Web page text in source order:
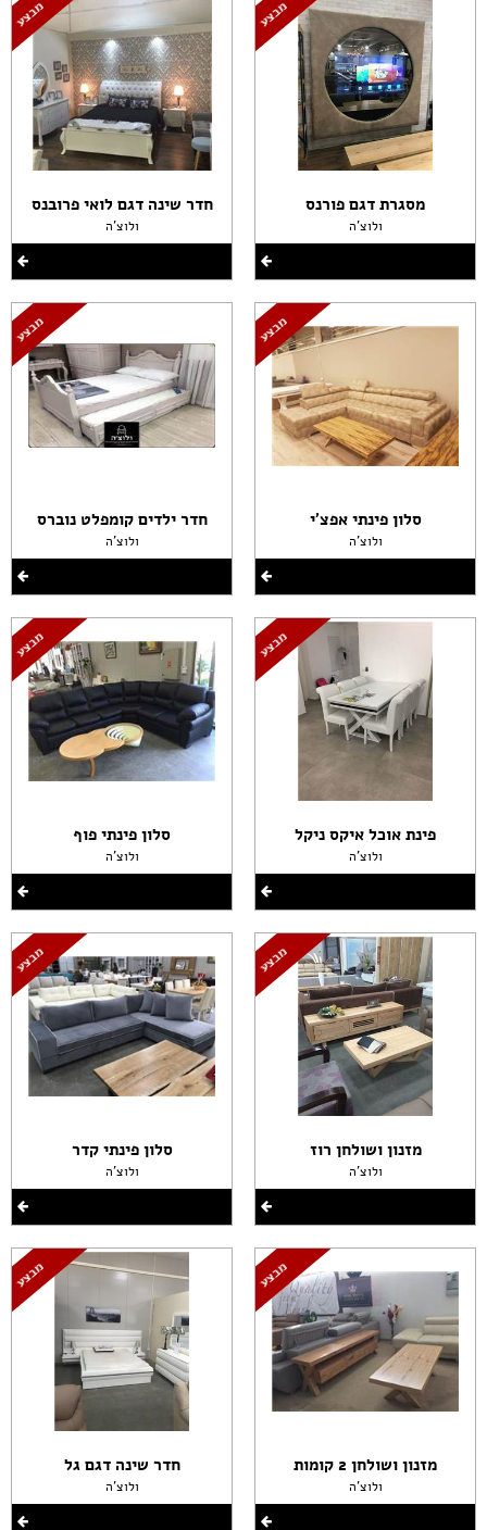
מסגרת דגם פורנס
ולוצ'ה
סלון פינתי אפצ'י
ולוצ'ה
פינת אוכל איקס ניקל
ולוצ'ה
מזנון ושולחן רוז
ולוצ'ה
מזנון ושולחן 2 קומות
ולוצ'ה
חדר שינה דגם לואי פרובנס
ולוצ'ה
חדר ילדים קומפלט נוברס
ולוצ'ה
סלון פינתי פוף
ולוצ'ה
סלון פינתי קדר
ולוצ'ה
חדר שינה דגם גל
ולוצ'ה